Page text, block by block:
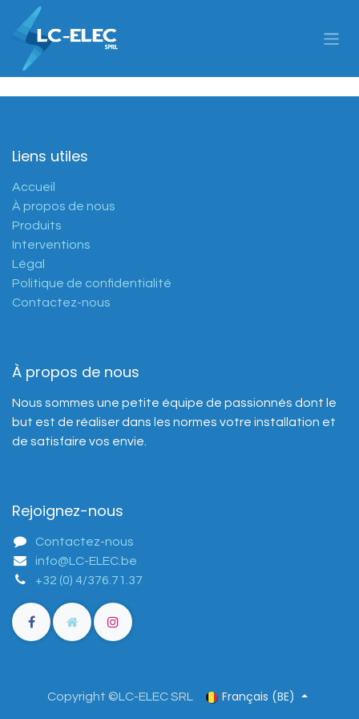
Se rendre au contenu
Liens utiles
Accueil
À propos de nous
Produits
Interventions
Légal
Politique de confidentialité
Contactez-nous
À propos de nous
Nous sommes une petite équipe de passionnés dont le
but est de réaliser dans les normes votre installation et
de satisfaire vos envie.
Rejoignez-nous
Contactez-nous
info@LC-ELEC.be
+32 (0) 4/376.71.37
Copyright ©LC-ELEC SRL Français (BE)